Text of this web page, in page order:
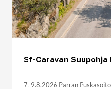
Sf-Caravan
7.-9.8.2026 Parran